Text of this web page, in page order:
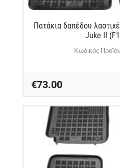
Πατάκια δαπέδου
Juke II
Κωδικός
€73.00